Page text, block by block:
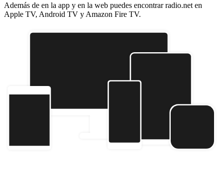
Además de en la app y en la web puedes encontrar radio.net en
Apple TV, Android TV y Amazon Fire TV.